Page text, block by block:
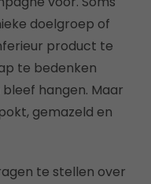
doelgroep of
product te
te bedenken
hangen. Maar
gemazeld en
te stellen over